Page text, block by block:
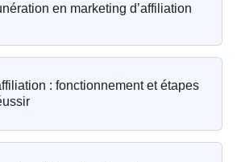
en marketing d’affiliation
: fonctionnement et étapes